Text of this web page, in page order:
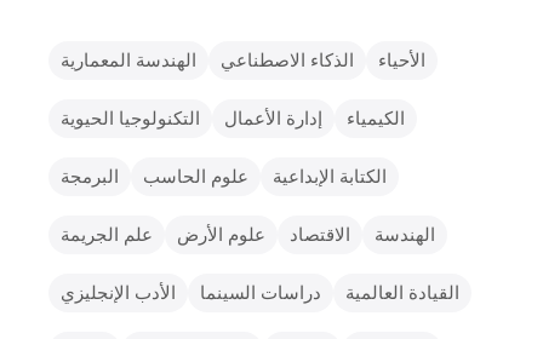
الهندسة المعمارية الذكاء الاصطناعي الأحياء
التكنولوجيا الحيوية إدارة الأعمال الكيمياء
البرمجة علوم الحاسب الكتابة الإبداعية
علم الجريمة علوم الأرض الاقتصاد الهندسة
الأدب الإنجليزي دراسات السينما القيادة العالمية